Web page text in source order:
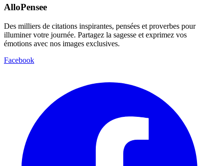
AlloPensee
Des milliers de citations inspirantes, pensées et proverbes pour
illuminer votre journée. Partagez la sagesse et exprimez vos
émotions avec nos images exclusives.
Facebook